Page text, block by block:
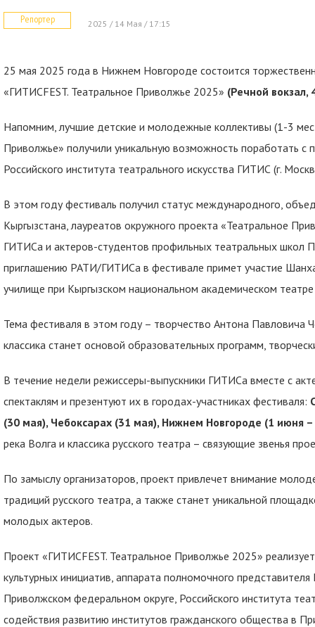
Репортер 2025 / 14 Мая / 17:15
25 мая 2025 года в Нижнем Новгороде состоится
«ГИТИСFEST. Театральное Приволжье 2025» (Речной вокзал,
Напомним, лучшие детские и молодежные коллективы (1-3
Приволжье» получили уникальную возможность поработать с
Российского института театрального искусства ГИТИС (г.
В этом году фестиваль получил статус международного,
Кыргызстана, лауреатов окружного проекта «Театральное
ГИТИСа и актеров-студентов профильных театральных школ
приглашению РАТИ/ГИТИСа в фестивале примет участие
училище при Кыргызском национальном академическом
Тема фестиваля в этом году – творчество Антона Павловича
классика станет основой образовательных программ,
В течение недели режиссеры-выпускники ГИТИСа вместе с
спектаклям и презентуют их в городах-участниках фестиваля:
(30 мая), Чебоксарах (31 мая), Нижнем Новгороде (1 июня
река Волга и классика русского театра – связующие звенья
По замыслу организаторов, проект привлечет внимание
традиций русского театра, а также станет уникальной
молодых актеров.
Проект «ГИТИСFEST. Театральное Приволжье 2025»
культурных инициатив, аппарата полномочного
Приволжском федеральном округе, Российского института
содействия развитию институтов гражданского общества в